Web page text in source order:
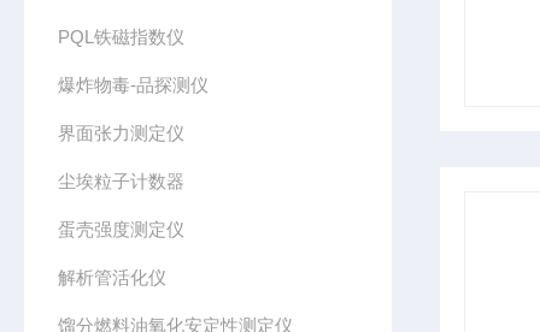
PQL铁磁指数仪
爆炸物毒-品探测仪
界面张力测定仪
尘埃粒子计数器
蛋壳强度测定仪
解析管活化仪
馏分燃料油氧化安定性测定仪